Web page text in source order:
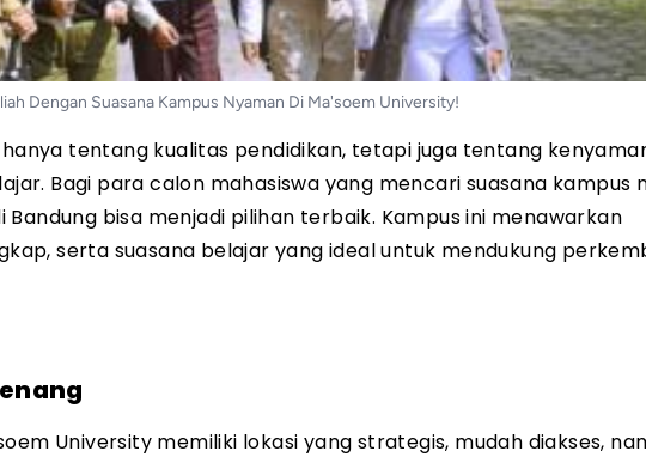
Dengan Suasana Kampus Nyaman Di Ma'soem University!
tentang kualitas pendidikan, tetapi juga tentang
Bagi para calon mahasiswa yang mencari suasana kampus
Bandung bisa menjadi pilihan terbaik. Kampus ini menawarkan
serta suasana belajar yang ideal untuk mendukung
University memiliki lokasi yang strategis, mudah diakses,